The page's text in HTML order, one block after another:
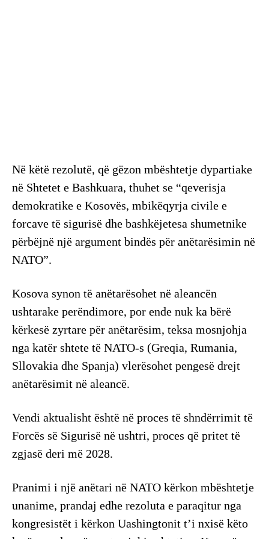
Në këtë rezolutë, që gëzon mbështetje dypartiake
në Shtetet e Bashkuara, thuhet se “qeverisja
demokratike e Kosovës, mbikëqyrja civile e
forcave të sigurisë dhe bashkëjetesa shumetnike
përbëjnë një argument bindës për anëtarësimin në
NATO”.
Kosova synon të anëtarësohet në aleancën
ushtarake perëndimore, por ende nuk ka bërë
kërkesë zyrtare për anëtarësim, teksa mosnjohja
nga katër shtete të NATO-s (Greqia, Rumania,
Sllovakia dhe Spanja) vlerësohet pengesë drejt
anëtarësimit në aleancë.
Vendi aktualisht është në proces të shndërrimit të
Forcës së Sigurisë në ushtri, proces që pritet të
zgjasë deri më 2028.
Pranimi i një anëtari në NATO kërkon mbështetje
unanime, prandaj edhe rezoluta e paraqitur nga
kongresistët i kërkon Uashingtonit t’i nxisë këto